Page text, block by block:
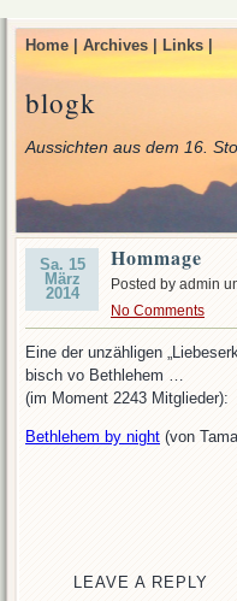
Home | Archives | Links |
blogk
Aussichten aus dem 16.
Sa. 15
März
2014
Hommage
Posted by admin
No Comments
Eine der unzähligen
bisch vo Bethlehem …
(im Moment 2243 Mitglieder):
Bethlehem by night (von
LEAVE A REPLY